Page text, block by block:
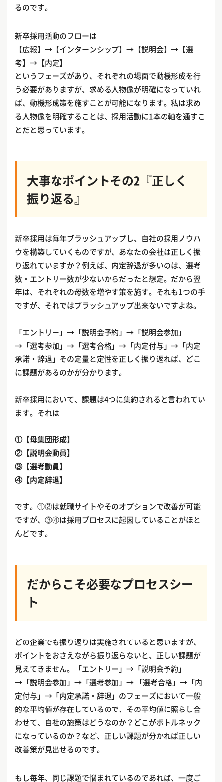
るのです。
新卒採用活動のフローは
【広報】→【インターンシップ】→【説明会】→【選
考】→【内定】
というフェーズがあり、それぞれの場面で動機形成を行
う必要がありますが、求める人物像が明確になっていれ
ば、動機形成策を施すことが可能になります。私は求め
る人物像を明確することは、採用活動に1本の軸を通すこ
とだと思っています。
大事なポイントその2『正しく
振り返る』
新卒採用は毎年ブラッシュアップし、自社の採用ノウハ
ウを構築していくものですが、あなたの会社は正しく振
り返れていますか？例えば、内定辞退が多いのは、選考
数・エントリー数が少ないからだったと想定。だから翌
年は、それぞれの母数を増やす策を施す。それも1つの手
ですが、それではブラッシュアップ出来ないですよね。
「エントリー」→「説明会予約」→「説明会参加」
→「選考参加」→「選考合格」→「内定付与」→「内定
承諾・辞退」その定量と定性を正しく振り返れば、どこ
に課題があるのかが分かります。
新卒採用において、課題は4つに集約されると言われてい
ます。それは
①【母集団形成】
②【説明会動員】
③【選考動員】
④【内定辞退】
です。①②は就職サイトやそのオプションで改善が可能
ですが、③④は採用プロセスに起因していることがほと
んどです。
だからこそ必要なプロセスシー
ト
どの企業でも振り返りは実施されていると思いますが、
ポイントをおさえながら振り返らないと、正しい課題が
見えてきません。「エントリー」→「説明会予約」
→「説明会参加」→「選考参加」→ 「選考合格」→「内
定付与」→「内定承諾・辞退」のフェーズにおいて一般
的な平均値が存在しているので、その平均値に照らし合
わせて、自社の施策はどうなのか？どこがボトルネック
になっているのか？など、正しい課題が分かれば正しい
改善策が見出せるのです。
もし毎年、同じ課題で悩まれているのであれば、一度ご